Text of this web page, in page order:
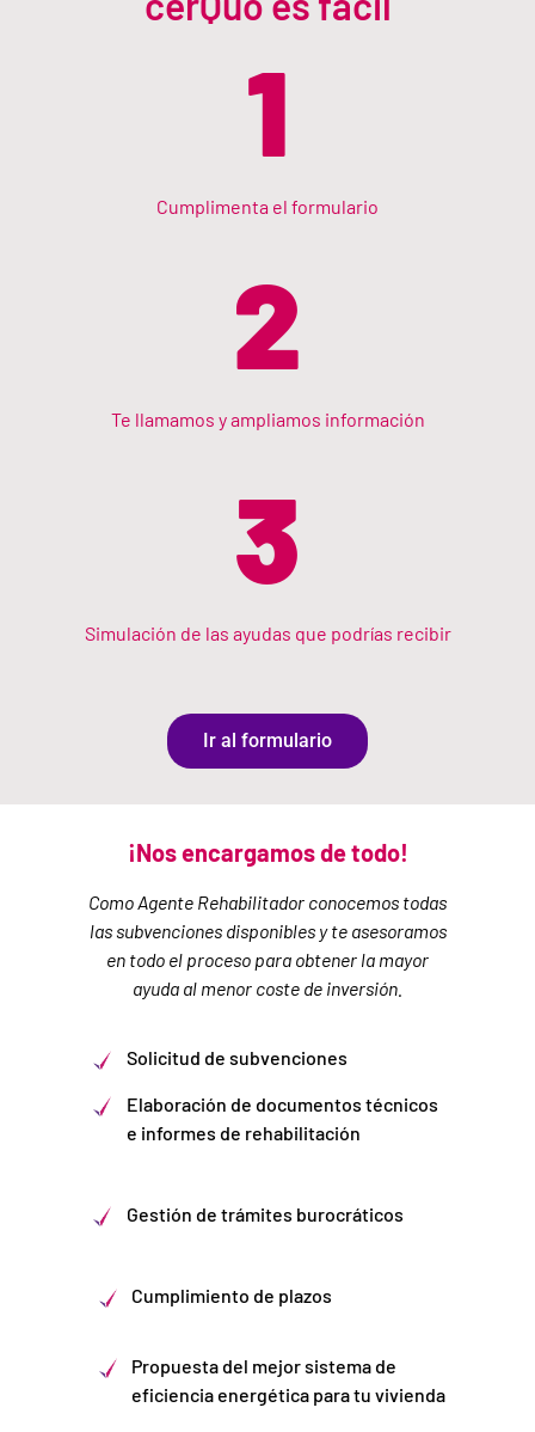
1
Cumplimenta el formulario
2
Te llamamos y ampliamos información
3
Simulación de las ayudas que podrías recibir
Ir al formulario
¡Nos encargamos de todo!
Como Agente Rehabilitador conocemos todas
las subvenciones disponibles y te asesoramos
en todo el proceso para obtener la mayor
ayuda al menor coste de inversión.
Solicitud de subvenciones
Elaboración de documentos técnicos
e informes de rehabilitación
Gestión de trámites burocráticos
Cumplimiento de plazos
Propuesta del mejor sistema de
eficiencia energética para tu vivienda